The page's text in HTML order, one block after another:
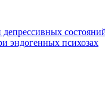
депрессивных
эндогенных психозах